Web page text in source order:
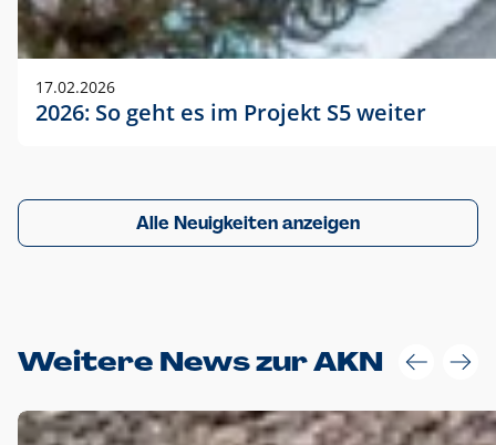
17.02.2026
2026: So geht es im Projekt S5 weiter
Alle Neuigkeiten anzeigen
Weitere News zur AKN